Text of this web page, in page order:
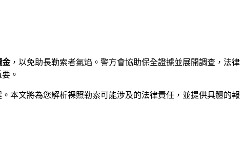
金，以免助長勒索者氣焰。警方會協助保全證據並展開調查，法律
。
本文將為您解析裸照勒索可能涉及的法律責任，並提供具體的報